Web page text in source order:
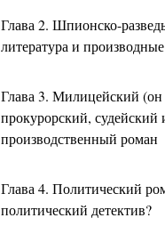
Глава 2. Шпионско-
литература и
Глава 3. Милицейский
прокурорский, судейский
производственный роман
Глава 4. Политический
политический детектив?